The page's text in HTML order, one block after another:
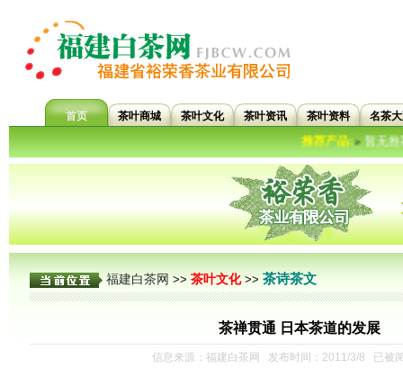
首页 茶叶商城 茶叶文化 茶叶资讯 茶叶资料 名茶
推荐产品:»暂无推荐信息
福建白茶网 >> 茶叶文化>> 茶诗茶文
茶禅贯通 日本茶道的发展
信息来源：福建白茶网 发布时间：2011/3/8 已被